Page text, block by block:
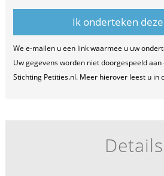
We e-mailen u een link waarmee u uw
Uw gegevens worden niet doorgespeeld
Stichting Petities.nl. Meer hierover leest u in
Details